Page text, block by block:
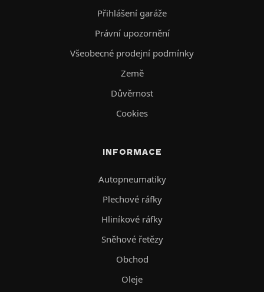
Přihlášení garáže
Právní upozornění
Všeobecné prodejní podmínky
Země
Důvěrnost
Cookies
INFORMACE
Autopneumatiky
Plechové ráfky
Hliníkové ráfky
Sněhové řetězy
Obchod
Oleje